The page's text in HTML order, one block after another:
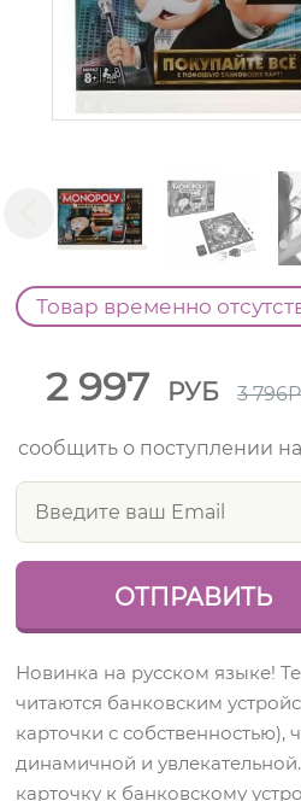
Товар временно
2 997 РУБ 3 796
сообщить о поступлении
Новинка на русском языке!
читаются банковским
карточки с собственностью),
динамичной и
карточку к банковскому